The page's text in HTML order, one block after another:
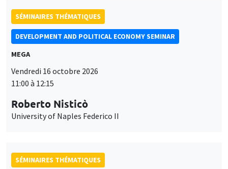
DEVELOPMENT AND POLITICAL ECONOMY SEMINAR
MEGA
Vendredi 16 octobre 2026
11:00 à 12:15
Roberto Nisticò
University of Naples Federico II
PUBLIC ECONOMICS SEMINAR